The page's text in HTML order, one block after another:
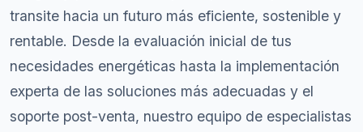
transite hacia un futuro más eficiente, sostenible y
rentable. Desde la evaluación inicial de tus
necesidades energéticas hasta la implementación
experta de las soluciones más adecuadas y el
soporte post-venta, nuestro equipo de especialistas